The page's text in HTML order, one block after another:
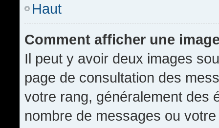
Haut
Comment afficher une
Il peut y avoir deux images
page de consultation des
votre rang, généralement des
nombre de messages ou